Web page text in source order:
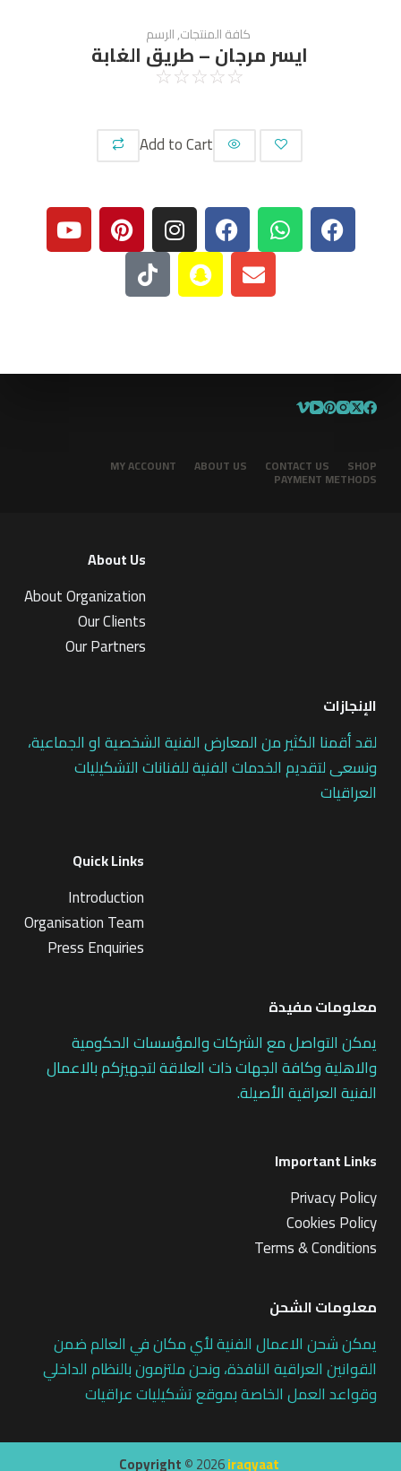
كافة المنتجات,الرسم
ايسر مرجان – طريق الغابة
☆
☆
☆
☆
☆
Add to Cart
SHOP
CONTACT US
ABOUT US
MY ACCOUNT
PAYMENT METHODS
About Us
About Organization
Our Clients
Our Partners
الإنجازات
لقد أقمنا الكثير من المعارض الفنية الشخصية او الجماعية،
ونسعى لتقديم الخدمات الفنية للفنانات التشكيليات
العراقيات
Quick Links
Introduction
Organisation Team
Press Enquiries
معلومات مفيدة
يمكن التواصل مع الشركات والمؤسسات الحكومية
والاهلية وكافة الجهات ذات العلاقة لتجهيزكم بالاعمال
الفنية العراقية الأصيلة.
Important Links
Privacy Policy
Cookies Policy
Terms & Conditions
معلومات الشحن
يمكن شحن الاعمال الفنية لأي مكان في العالم ضمن
القوانين العراقية النافذة، ونحن ملتزمون بالنظام الداخلي
وقواعد العمل الخاصة بموقع تشكيليات عراقيات
Copyright ©2026iraqyaat